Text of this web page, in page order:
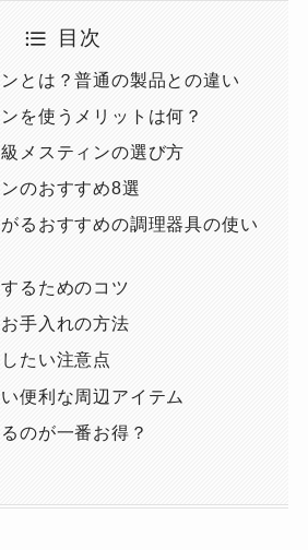
目次
とは？普通の製品との違い
を使うメリットは何？
メスティンの選び方
のおすすめ8選
るおすすめの調理器具の使い
るためのコツ
手入れの方法
たい注意点
便利な周辺アイテム
のが一番お得？